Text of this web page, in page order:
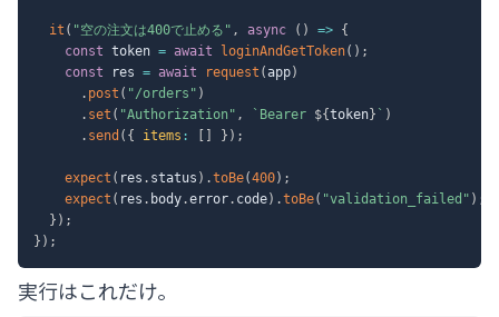
it ( "空の注文は400で止める" , async ( ) => {
const token = await loginAndGetToken( ) ;
const res = await request (app)
. post ( "/orders" )
. set ( "Authorization" , ` Bearer ${token} ` )
. send ( { items : } ) ;
expect ( res . status ) .toBe(400) ;
expect ( res . body.error. code) .toBe( "validation_failed" ) ;
} ) ;
} ) ;
実行はこれだけ。